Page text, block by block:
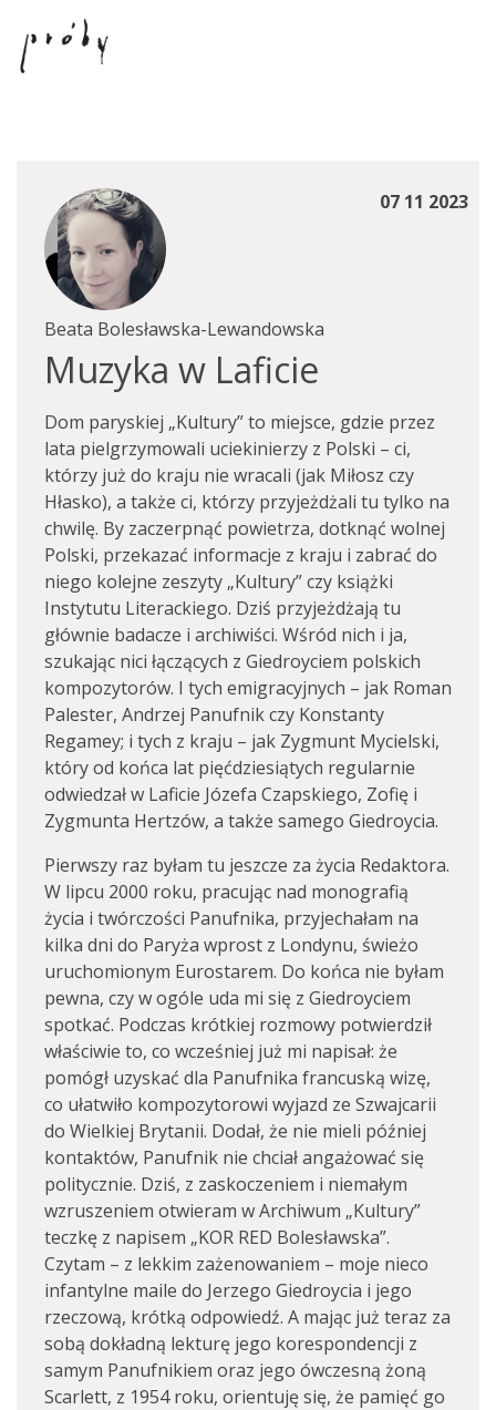
07 11 2023
Beata Bolesławska-Lewandowska
Muzyka w Laficie
Dom paryskiej „Kultury” to miejsce, gdzie przez
lata pielgrzymowali uciekinierzy z Polski – ci,
którzy już do kraju nie wracali (jak Miłosz czy
Hłasko), a także ci, którzy przyjeżdżali tu tylko na
chwilę. By zaczerpnąć powietrza, dotknąć wolnej
Polski, przekazać informacje z kraju i zabrać do
niego kolejne zeszyty „Kultury” czy książki
Instytutu Literackiego. Dziś przyjeżdżają tu
głównie badacze i archiwiści. Wśród nich i ja,
szukając nici łączących z Giedroyciem polskich
kompozytorów. I tych emigracyjnych – jak Roman
Palester, Andrzej Panufnik czy Konstanty
Regamey; i tych z kraju – jak Zygmunt Mycielski,
który od końca lat pięćdziesiątych regularnie
odwiedzał w Laficie Józefa Czapskiego, Zofię i
Zygmunta Hertzów, a także samego Giedroycia.
Pierwszy raz byłam tu jeszcze za życia Redaktora.
W lipcu 2000 roku, pracując nad monografią
życia i twórczości Panufnika, przyjechałam na
kilka dni do Paryża wprost z Londynu, świeżo
uruchomionym Eurostarem. Do końca nie byłam
pewna, czy w ogóle uda mi się z Giedroyciem
spotkać. Podczas krótkiej rozmowy potwierdził
właściwie to, co wcześniej już mi napisał: że
pomógł uzyskać dla Panufnika francuską wizę,
co ułatwiło kompozytorowi wyjazd ze Szwajcarii
do Wielkiej Brytanii. Dodał, że nie mieli później
kontaktów, Panufnik nie chciał angażować się
politycznie. Dziś, z zaskoczeniem i niemałym
wzruszeniem otwieram w Archiwum „Kultury”
teczkę z napisem „KOR RED Bolesławska”.
Czytam – z lekkim zażenowaniem – moje nieco
infantylne maile do Jerzego Giedroycia i jego
rzeczową, krótką odpowiedź. A mając już teraz za
sobą dokładną lekturę jego korespondencji z
samym Panufnikiem oraz jego ówczesną żoną
Scarlett, z 1954 roku, orientuję się, że pamięć go